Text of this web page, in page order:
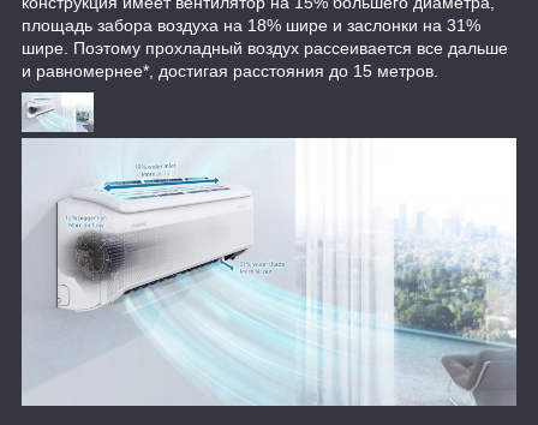
площадь забора воздуха на 18% шире и заслонки на 31%
шире. Поэтому прохладный воздух рассеивается все дальше
и равномернее*, достигая расстояния до 15 метров.